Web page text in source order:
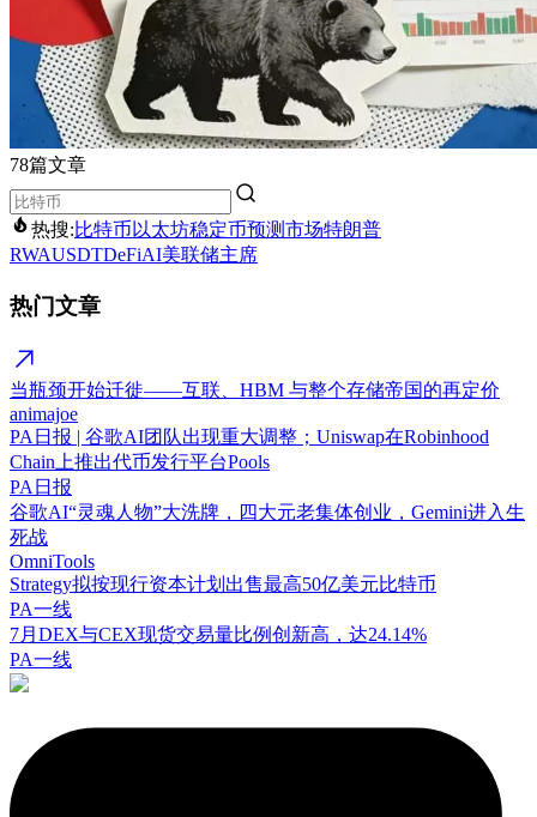
78篇文章
热搜:比特币 以太坊稳定币预测市场特朗普
RWAUSDTDeFiAI美联储主席
热门文章
当瓶颈开始迁徙——互联、HBM 与整个存储帝国的再定价
animajoe
PA日报 | 谷歌AI团队出现重大调整；Uniswap在Robinhood
Chain上推出代币发行平台Pools
PA日报
谷歌AI“灵魂人物”大洗牌，四大元老集体创业，Gemini进入生
死战
OmniTools
Strategy拟按现行资本计划出售最高50亿美元比特币
PA一线
7月DEX与CEX现货交易量比例创新高，达24.14%
PA一线